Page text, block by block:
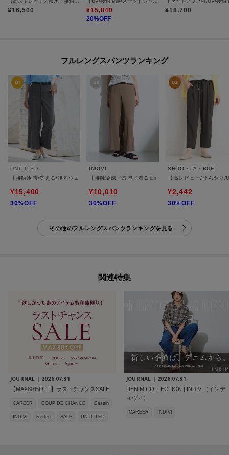
¥16,500 ¥15,840
20%OFF
¥18,700
フルレングスパンツランキング
UNTITLED
【接触冷感/洗える/後ろウエストゴム】オックスワイドパンツ
¥15,400
30%OFF
INDIVI
【接触冷感／透湿／着る日傘】イージーワイドパンツ
¥10,010
30%OFF
SHOO・LA・RUE
【高レビュー/ひんやり
¥2,442
30%OFF
その他のフルレングスパンツランキングを見る
関連特集
JOURNAL | 2026.07.31
【MAX80%OFF】ラストチャンスSALE
CAREER COUP DE CHANCE Dessin
INDIVI Reflect SALE UNTITLED
JOURNAL | 2026.07.31
DENIM COLLECTION | INDIVI（インデ
ィヴィ）
CAREER INDIVI